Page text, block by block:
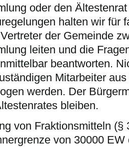
oder den
halten wir für
der Gemeinde
leiten und die
beantworten.
Mitarbeiter
werden. Der
bleiben.
von Fraktionsmitteln (§
von 30000 EW